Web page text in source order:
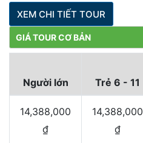
XEM CHI TIẾT TOUR
GIÁ TOUR CƠ BẢN
Người lớn Trẻ 6 - 11
14,388,000
₫
14,388,000
₫